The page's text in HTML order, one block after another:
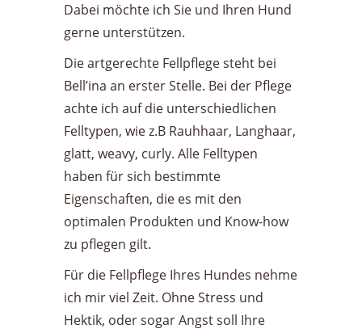
Dabei möchte ich Sie und Ihren Hund
gerne unterstützen.
Die artgerechte Fellpflege steht bei
Bell’ina an erster Stelle. Bei der Pflege
achte ich auf die unterschiedlichen
Felltypen, wie z.B Rauhhaar, Langhaar,
glatt, weavy, curly. Alle Felltypen
haben für sich bestimmte
Eigenschaften, die es mit den
optimalen Produkten und Know-how
zu pflegen gilt.
Für die Fellpflege Ihres Hundes nehme
ich mir viel Zeit. Ohne Stress und
Hektik, oder sogar Angst soll Ihre